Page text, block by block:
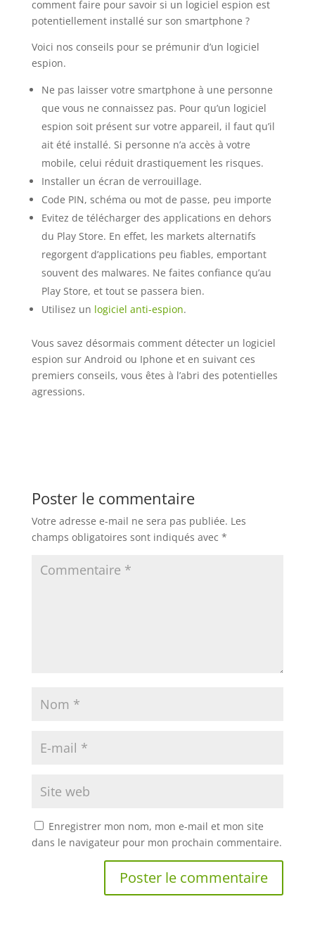
comment faire pour savoir si un logiciel espion est
potentiellement installé sur son smartphone ?
Voici nos conseils pour se prémunir d’un logiciel
espion.
Ne pas laisser votre smartphone à une personne
que vous ne connaissez pas. Pour qu’un logiciel
espion soit présent sur votre appareil, il faut qu’il
ait été installé. Si personne n’a accès à votre
mobile, celui réduit drastiquement les risques.
Installer un écran de verrouillage.
Code PIN, schéma ou mot de passe, peu importe
Evitez de télécharger des applications en dehors
du Play Store. En effet, les markets alternatifs
regorgent d’applications peu fiables, emportant
souvent des malwares. Ne faites confiance qu’au
Play Store, et tout se passera bien.
Utilisez un logiciel anti-espion.
Vous savez désormais comment détecter un logiciel
espion sur Android ou Iphone et en suivant ces
premiers conseils, vous êtes à l’abri des potentielles
agressions.
Poster le commentaire
Votre adresse e-mail ne sera pas publiée. Les
champs obligatoires sont indiqués avec *
Enregistrer mon nom, mon e-mail et mon site
dans le navigateur pour mon prochain commentaire.